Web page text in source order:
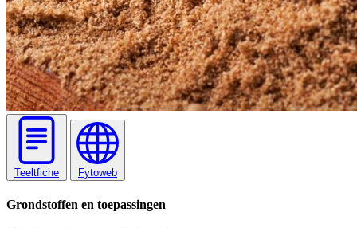
Teeltfiche Fytoweb
Grondstoffen en toepassingen